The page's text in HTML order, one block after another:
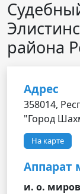
района
Адрес
358014,
"Город
На карте
Аппарат
и. о.